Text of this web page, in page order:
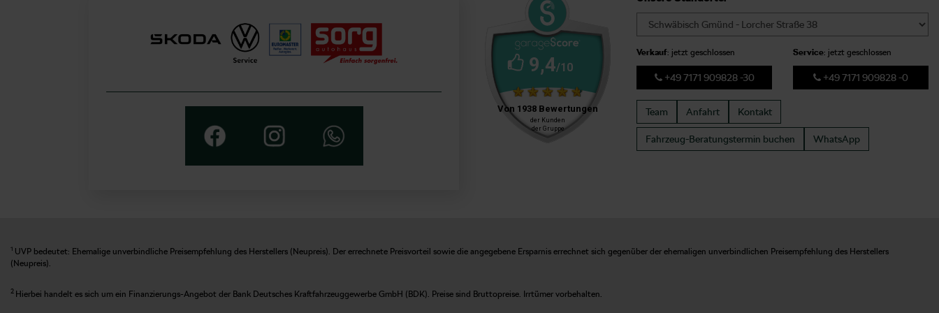
Verkauf: jetzt geschlossen
+49 7171 909828 -30
Service: jetzt geschlossen
+49 7171 909828 -0
Team Anfahrt Kontakt
Fahrzeug-Beratungstermin buchen WhatsApp
1 UVP bedeutet: Ehemalige unverbindliche Preisempfehlung des Herstellers (Neupreis). Der errechnete Preisvorteil sowie die angegebene Ersparnis errechnet sich gegenüber der ehemaligen unverbindlichen Preisempfehlung des Herstellers
(Neupreis).
2 Hierbei handelt es sich um ein Finanzierungs-Angebot der Bank Deutsches Kraftfahrzeuggewerbe GmbH (BDK). Preise sind Bruttopreise. Irrtümer vorbehalten.